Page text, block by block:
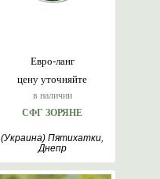
цену уточняйте
в наличии
Евро-ланг
СФГ ЗОРЯНЕ
(Украина) Пятихатки,
Днепр